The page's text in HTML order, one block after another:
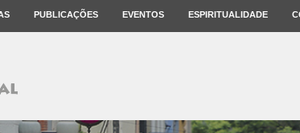
PUBLICAÇÕES EVENTOS ESPIRITUALIDADE